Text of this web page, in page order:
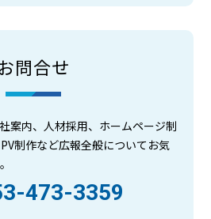
問合せ
案内、人材採用、ホームページ制
制作など広報全般についてお気
473-3359